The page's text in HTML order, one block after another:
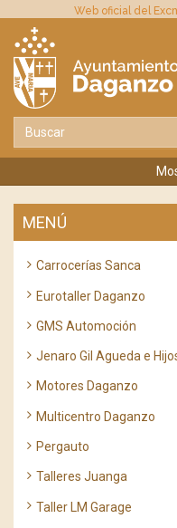
Web oficial del
MENÚ
Carrocerías Sanca
Eurotaller Daganzo
GMS Automoción
Jenaro Gil Agueda e
Motores Daganzo
Multicentro Daganzo
Pergauto
Talleres Juanga
Taller LM Garage